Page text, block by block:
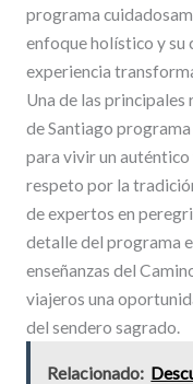
programa
enfoque holístico y su
experiencia
Una de las
de Santiago
para vivir un
respeto por la
de expertos en
detalle del programa
enseñanzas del
viajeros una
del sendero sagrado.
Relacionado: